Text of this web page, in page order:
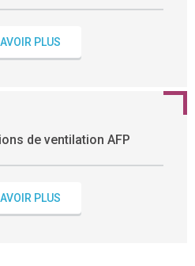
PLUS
de ventilation AFP
PLUS